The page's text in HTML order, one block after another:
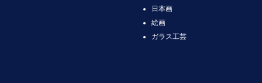
日本画
絵画
ガラス工芸